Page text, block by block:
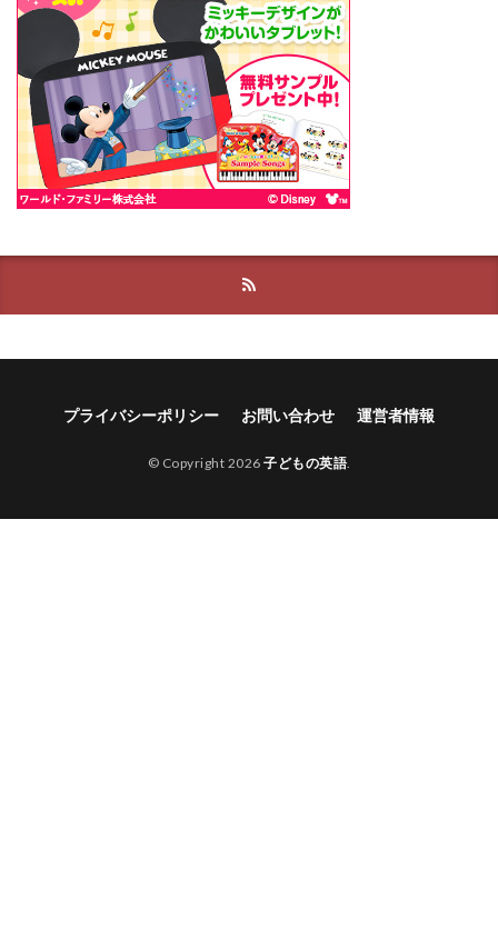
プライバシーポリシー お問い合わせ 運営者情報
© Copyright 2026 子どもの英語